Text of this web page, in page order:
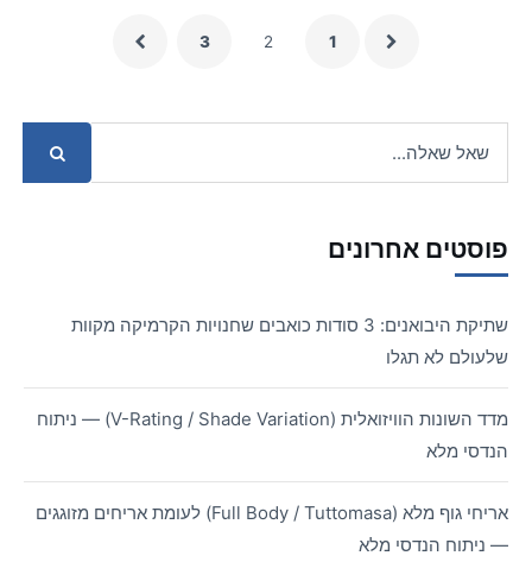
1
2
3
פוסטים אחרונים
שתיקת היבואנים: 3 סודות כואבים שחנויות הקרמיקה מקוות
שלעולם לא תגלו
מדד השונות הוויזואלית (V-Rating / Shade Variation) — ניתוח
הנדסי מלא
אריחי גוף מלא (Full Body / Tuttomasa) לעומת אריחים מזוגגים
— ניתוח הנדסי מלא